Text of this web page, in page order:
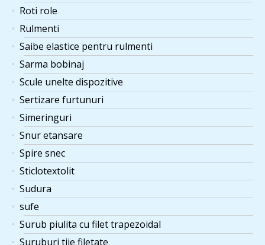
Roti role
Rulmenti
Saibe elastice pentru rulmenti
Sarma bobinaj
Scule unelte dispozitive
Sertizare furtunuri
Simeringuri
Snur etansare
Spire snec
Sticlotextolit
Sudura
sufe
Surub piulita cu filet trapezoidal
Suruburi tije filetate